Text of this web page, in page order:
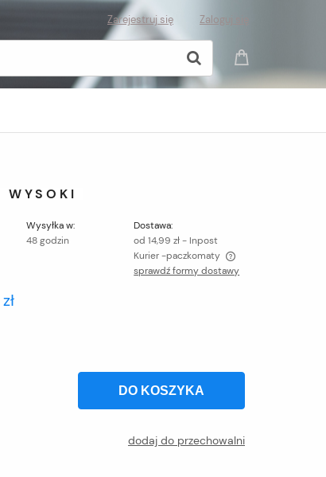
Zarejestruj się Zaloguj się
Wysyłka w:
48 godzin
Dostawa:
od 14,99 zł - Inpost
Kurier -paczkomaty
sprawdź formy dostawy
DO KOSZYKA
dodaj do przechowalni